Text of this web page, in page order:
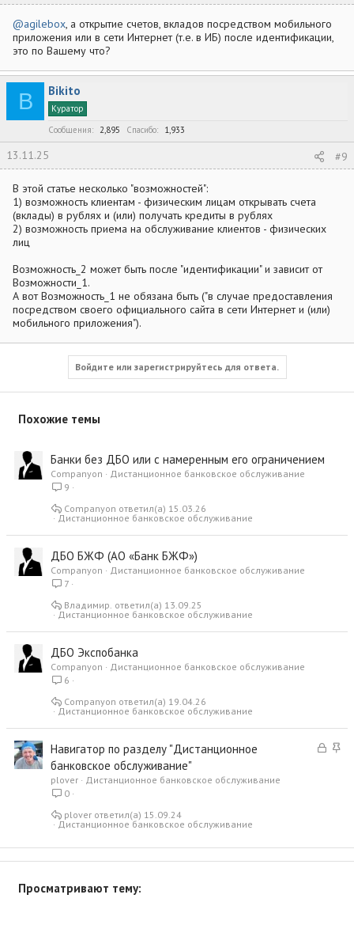
@agilebox, а открытие счетов, вкладов посредством мобильного
приложения или в сети Интернет (т.е. в ИБ) после идентификации,
это по Вашему что?
B Bikito
Куратор
Сообщения
2,895 Спасибо 1,933
13.11.25 #9
В этой статье несколько "возможностей":
1) возможность клиентам - физическим лицам открывать счета
(вклады) в рублях и (или) получать кредиты в рублях
2) возможность приема на обслуживание клиентов - физических
лиц
Возможность_2 может быть после "идентификации" и зависит от
Возможности_1.
А вот Возможность_1 не обязана быть ("в случае предоставления
посредством своего официального сайта в сети Интернет и (или)
мобильного приложения").
Войдите или зарегистрируйтесь для ответа.
Похожие темы
Банки без ДБО или с намеренным его ограничением
Companyon
Дистанционное банковское обслуживание
9
Дистанционное банковское обслуживание
15.03.26
Companyon
ДБО БЖФ (АО «Банк БЖФ»)
Companyon
Дистанционное банковское обслуживание
7
Дистанционное банковское обслуживание
13.09.25
Владимир.
ДБО Экспобанка
Companyon
Дистанционное банковское обслуживание
6
Дистанционное банковское обслуживание
19.04.26
Companyon
З
З
е
Навигатор по разделу "Дистанционное
банковское обслуживание"
plover
Дистанционное банковское обслуживание
0
Дистанционное банковское обслуживание
15.09.24
plover
Просматривают тему: